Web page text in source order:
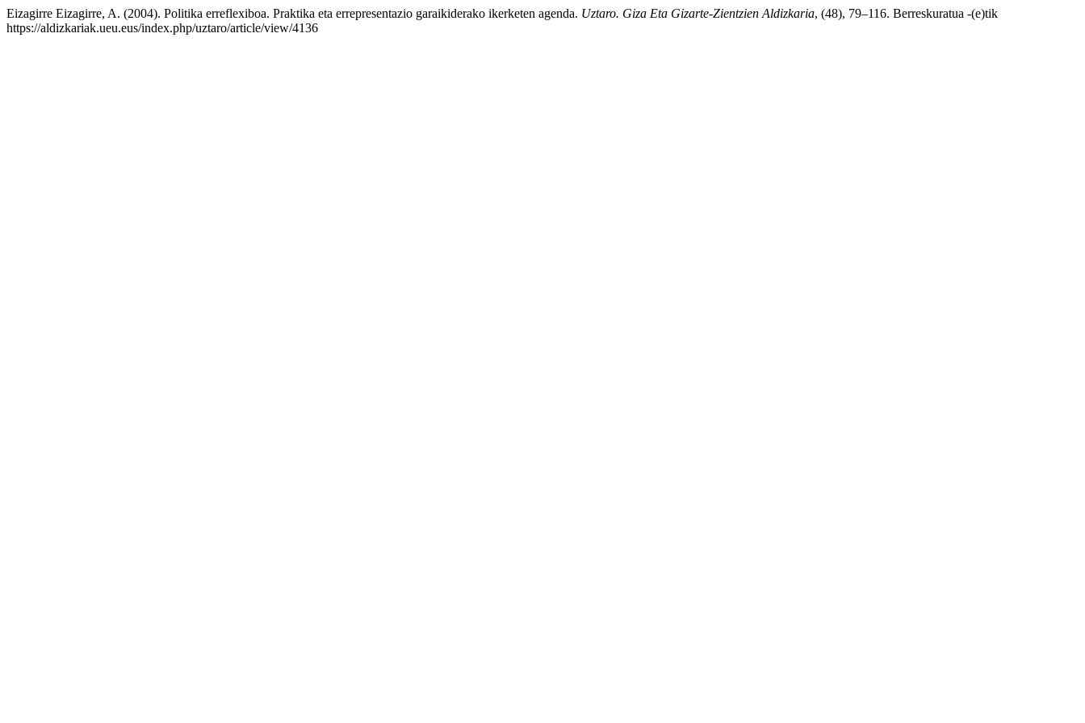
Eizagirre Eizagirre, A. (2004). Politika erreflexiboa. Praktika eta errepresentazio garaikiderako ikerketen agenda. Uztaro. Giza Eta Gizarte-Zientzien Aldizkaria, (48), 79–116. Berreskuratua -(e)tik
https://aldizkariak.ueu.eus/index.php/uztaro/article/view/4136